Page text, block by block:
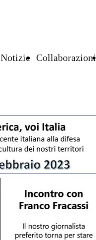
Notizie Collaborazioni